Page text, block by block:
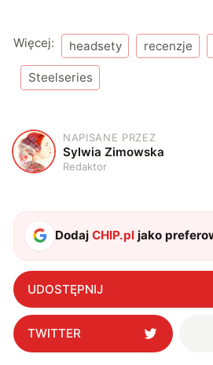
Więcej: headsety recenzje
Steelseries
S
NAPISANE PRZEZ
Sylwia Zimowska
Redaktor
DodajCHIP.pl jako
UDOSTĘPNIJ
TWITTER